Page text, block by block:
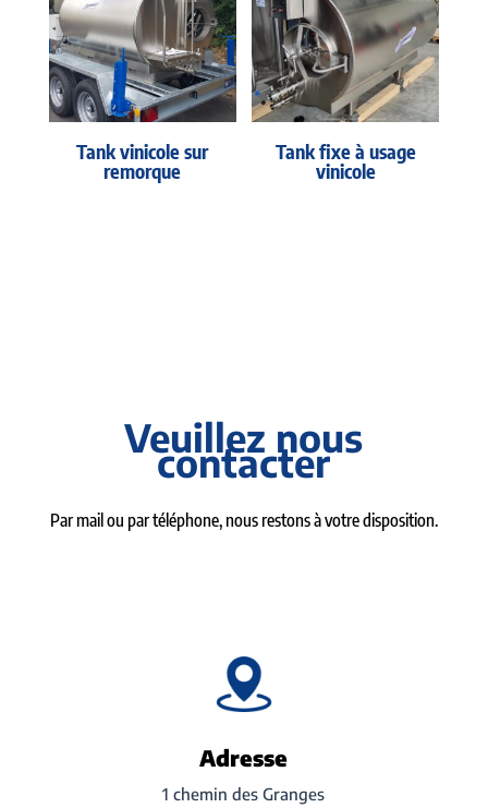
Tank vinicole sur
remorque
Tank fixe à usage
vinicole
Veuillez nous
contacter
Par mail ou par téléphone, nous restons à votre disposition.
Adresse
1 chemin des Granges